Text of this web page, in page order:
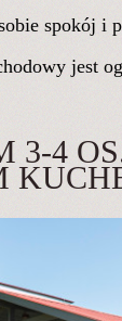
spokój i
jest
3-4